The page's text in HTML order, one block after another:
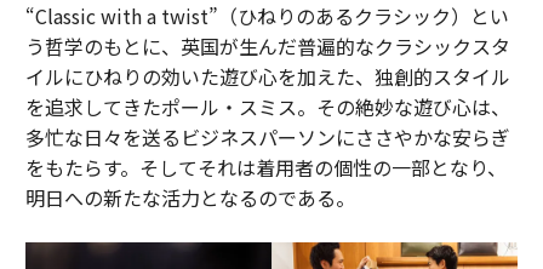
“Classic with a twist”（ひねりのあるクラシック）とい
う哲学のもとに、英国が生んだ普遍的なクラシックスタ
イルにひねりの効いた遊び心を加えた、独創的スタイル
を追求してきたポール・スミス。その絶妙な遊び心は、
多忙な日々を送るビジネスパーソンにささやかな安らぎ
をもたらす。そしてそれは着用者の個性の一部となり、
明日への新たな活力となるのである。